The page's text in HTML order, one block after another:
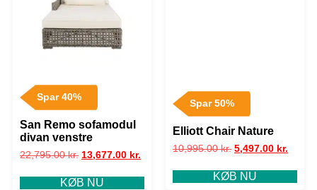
Spar 40%
San Remo sofamodul
divan venstre
22,795.00kr. 13,677.00 kr.
KØB NU
Spar 50%
Elliott Chair Nature
10,995.00kr. 5,497.00 kr.
KØB NU